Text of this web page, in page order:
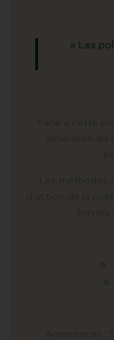
« Les
Face à cette
dimension de
Les méthodes
d’action de la
travers
Animatrices :